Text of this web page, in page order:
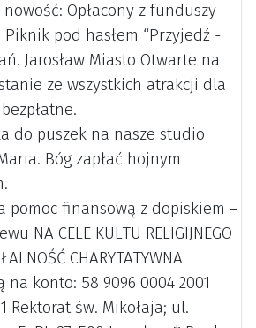
Opłacony z funduszy
pod hasłem “Przyjedź -
Jarosław Miasto Otwarte na
ze wszystkich atrakcji dla
do puszek na nasze studio
Bóg zapłać hojnym
pomoc finansową z dopiskiem –
NA CELE KULTU RELIGIJNEGO
CHARYTATYWNA
na konto: 58 9096 0004 2001
Rektorat św. Mikołaja; ul.